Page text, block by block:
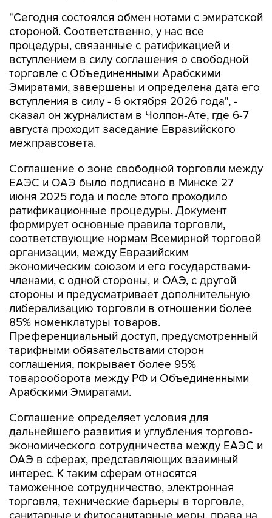
"Сегодня состоялся обмен нотами с эмиратской
стороной. Соответственно, у нас все
процедуры, связанные с ратификацией и
вступлением в силу соглашения о свободной
торговле с Объединенными Арабскими
Эмиратами, завершены и определена дата его
вступления в силу - 6 октября 2026 года", -
сказал он журналистам в Чолпон-Ате, где 6-7
августа проходит заседание Евразийского
межправсовета.
Соглашение о зоне свободной торговли между
ЕАЭС и ОАЭ было подписано в Минске 27
июня 2025 года и после этого проходило
ратификационные процедуры. Документ
формирует основные правила торговли,
соответствующие нормам Всемирной торговой
организации, между Евразийским
экономическим союзом и его государствами-
членами, с одной стороны, и ОАЭ, с другой
стороны и предусматривает дополнительную
либерализацию торговли в отношении более
85% номенклатуры товаров.
Преференциальный доступ, предусмотренный
тарифными обязательствами сторон
соглашения, покрывает более 95%
товарооборота между РФ и Объединенными
Арабскими Эмиратами.
Соглашение определяет условия для
дальнейшего развития и углубления торгово-
экономического сотрудничества между ЕАЭС и
ОАЭ в сферах, представляющих взаимный
интерес. К таким сферам относятся
таможенное сотрудничество, электронная
торговля, технические барьеры в торговле,